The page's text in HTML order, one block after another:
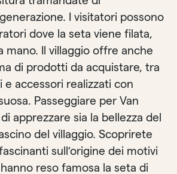
I visitatori possono
dove la seta viene filata,
mano. Il villaggio offre anche
di prodotti da acquistare, tra
e accessori realizzati con
Passeggiare per Van
apprezzare sia la bellezza del
del villaggio. Scoprirete
sull’origine dei motivi
reso famosa la seta di